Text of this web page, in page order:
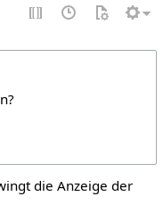
die Anzeige der